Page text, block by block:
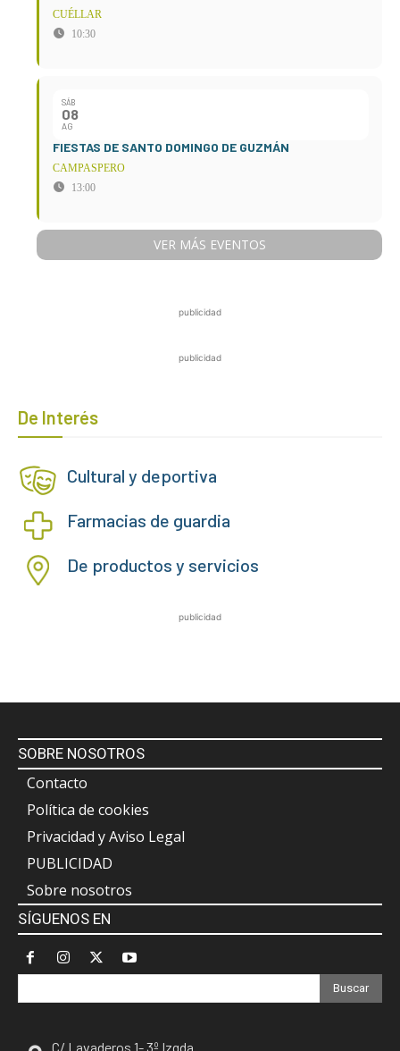
CUÉLLAR
10:30
SÁB
08
AG
FIESTAS DE SANTO DOMINGO DE GUZMÁN
CAMPASPERO
13:00
VER MÁS EVENTOS
publicidad
publicidad
De Interés
Cultural y deportiva
Farmacias de guardia
De productos y servicios
publicidad
SOBRE NOSOTROS
Contacto
Política de cookies
Privacidad y Aviso Legal
PUBLICIDAD
Sobre nosotros
SÍGUENOS EN
Buscar
C/ Lavaderos 1- 3º Izqda.